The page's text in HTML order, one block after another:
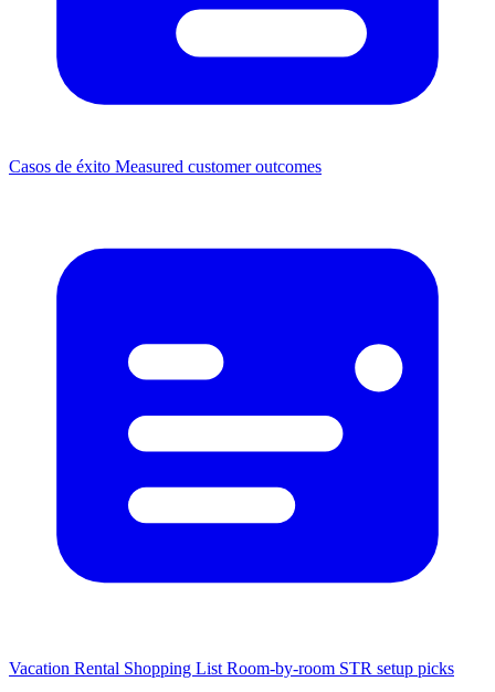
Casos de éxito Measured customer outcomes
Vacation Rental Shopping List Room-by-room STR setup picks